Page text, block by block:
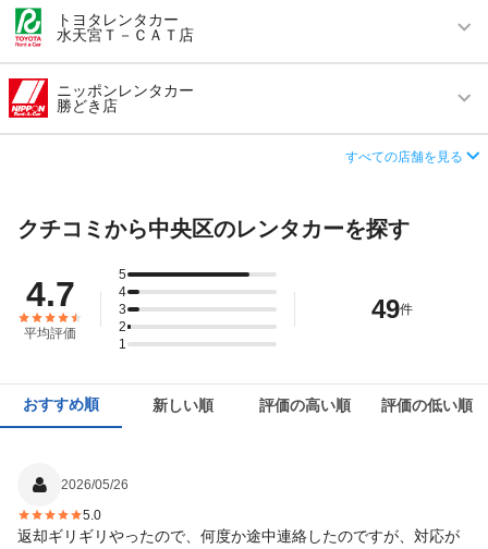
この店舗でレンタカーを探す
住所
中央区八重洲2-1八重洲地下街中1号 外堀地下3番
通り
店舗詳細
この店舗でレンタカーを探す
営業時間 毎日 08:00 ～ 20:00
アクセス 八丁堀駅より徒歩で約1分（送迎なし）
住所
東京都中央区八丁堀4-10-2【050-3132-1037店舗
トヨタレンタカー
水天宮Ｔ－ＣＡＴ店
営業時間 毎日 08:00 ～ 20:00
アクセス
東京都中央区日本橋箱崎町42-1東京シティエアタ
店舗詳細 店舗詳細ページはこちら
この店舗でレンタカーを探す
ニッポンレンタカー
勝どき店
(月〜木) 08:00 ～ 20:00 / (金) 08:00 ～ 22:00 /
ワー１０５ｂ
店舗詳細 店舗詳細ページはこちら
すべての店舗を見る
クチコミから中央区のレンタカーを探す
4.7
平均評価
5
4
3
2
1
49件
おすすめ順 新しい順 評価の高い順 評価の低い順
2026/05/26
5.0
返却ギリギリやったので、何度か途中連絡したのですが、対応が